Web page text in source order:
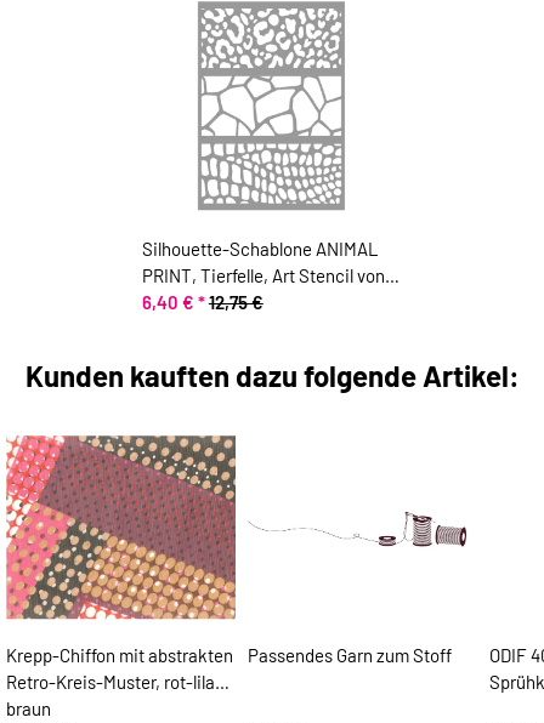
Silhouette-Schablone ANIMAL
PRINT, Tierfelle, Art Stencil von
Marabu
6,40 € *12,75 €
Kunden kauften dazu folgende Artikel:
Krepp-Chiffon mit abstrakten
Retro-Kreis-Muster, rot-lila-
braun
Passendes Garn zum Stoff
ODIF